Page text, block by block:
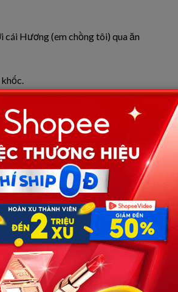
cái Hương (em chồng tôi) qua ăn
rủ rê. Tự tiện mời mọc.
Con chuẩn bị đi!”
rơi xuống đáy.